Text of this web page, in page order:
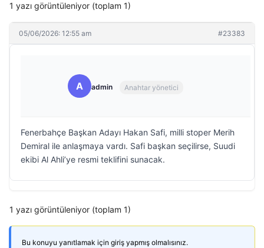
1 yazı görüntüleniyor (toplam 1)
05/06/2026: 12:55 am #23383
A admin Anahtar yönetici
Fenerbahçe Başkan Adayı Hakan Safi, milli stoper Merih
Demiral ile anlaşmaya vardı. Safi başkan seçilirse, Suudi
ekibi Al Ahli’ye resmi teklifini sunacak.
1 yazı görüntüleniyor (toplam 1)
Bu konuyu yanıtlamak için giriş yapmış olmalısınız.